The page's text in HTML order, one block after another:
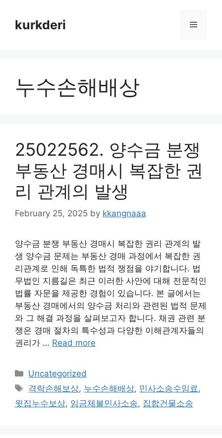
contentkurkderi Menu
누수손해배상
25022562. 양수금 분쟁
부동산 경매시 복잡한 권
리 관계의 발생
February 25, 2025 by kkangnaaa
양수금 분쟁 부동산 경매시 복잡한 권리 관계의 발
생 양수금 문제는 부동산 경매 과정에서 복잡한 권
리관계로 인해 독특한 법적 쟁점을 야기합니다. 법
무법인 지름길은 최근 이러한 사안에 대해 전문적인
법률 자문을 제공한 경험이 있습니다. 본 글에서는
부동산 경매에서의 양수금 처리와 관련된 법적 문제
와 그 해결 과정을 살펴보고자 합니다. 채권 관련 분
쟁은 경매 절차의 특수성과 다양한 이해관계자들의
권리가 … Read more
Categories
Uncategorized
Tags
격락손해보상, 누수손해배상, 민사소송수임료 ,
윗집누수보상, 임금체불민사소송, 집합건물소송